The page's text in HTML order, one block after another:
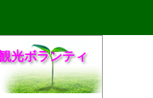
ボランティ